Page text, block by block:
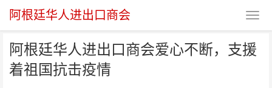
阿根廷华人进出口商会
阿根廷华人进出口商会爱心不断，支援
着祖国抗击疫情